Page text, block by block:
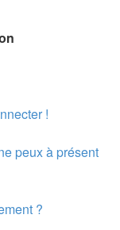
!
peux à présent
?